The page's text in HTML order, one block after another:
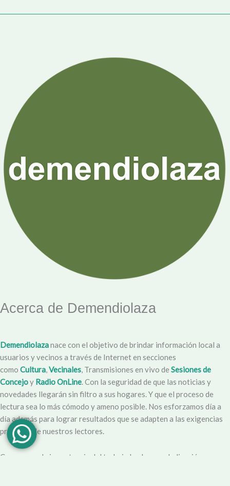
Acerca de Demendiolaza
Demendiolazanace con el objetivo de brindar información local a
usuarios y vecinos a través de Internet en secciones
como Cultura,Vecinales, Transmisiones en vivo de Sesiones de
Concejoy Radio OnLine. Con la seguridad de que las noticias y
novedades llegarán sin filtro a sus hogares. Y que el proceso de
lectura sea lo más cómodo y ameno posible. Nos esforzamos día a
día además para lograr resultados que se adapten a las exigencias
propias y de nuestros lectores.
Creemos en la importancia del trabajo hecho con dedicación,